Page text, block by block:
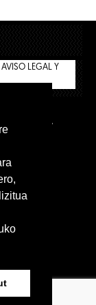
LEGAL Y
TIENDA